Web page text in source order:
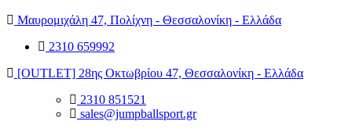
€35.75.
Μαυρομιχάλη 47, Πολίχνη - Θεσσαλονίκη - Ελλάδα
2310 659992
[OUTLET] 28ης Οκτωβρίου 47, Θεσσαλονίκη - Ελλάδα
2310 851521
sales@jumpballsport.gr